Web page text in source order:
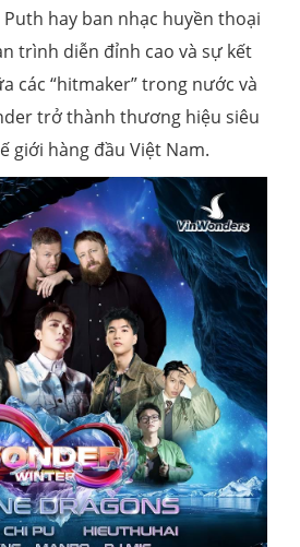
hay ban nhạc huyền thoại
trình diễn đỉnh cao và sự kết
các “hitmaker” trong nước và
trở thành thương hiệu siêu
giới hàng đầu Việt Nam.